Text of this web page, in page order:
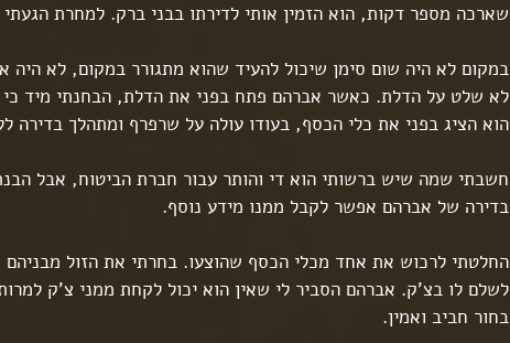
שארכה מספר דקות, הוא הזמין אותי לדירתו בבני ברק. למחרת
במקום לא היה שום סימן שיכול להעיד שהוא מתגורר במקום, לא היה
לא שלט על הדלת. כאשר אברהם פתח בפני את הדלת, הבחנתי מיד כי
הוא הציג בפני את כלי הכסף, בעודו עולה על שרפרף ומתהלך בדירה
חשבתי שמה שיש ברשותי הוא די והותר עבור חברת הביטוח, אבל
בדירה של אברהם אפשר לקבל ממנו מידע נוסף.
החלטתי לרכוש את אחד מכלי הכסף שהוצעו. בחרתי את הזול מבניהם
לשלם לו בצ'ק. אברהם הסביר לי שאין הוא יכול לקחת ממני צ'ק
בחור חביב ואמין.